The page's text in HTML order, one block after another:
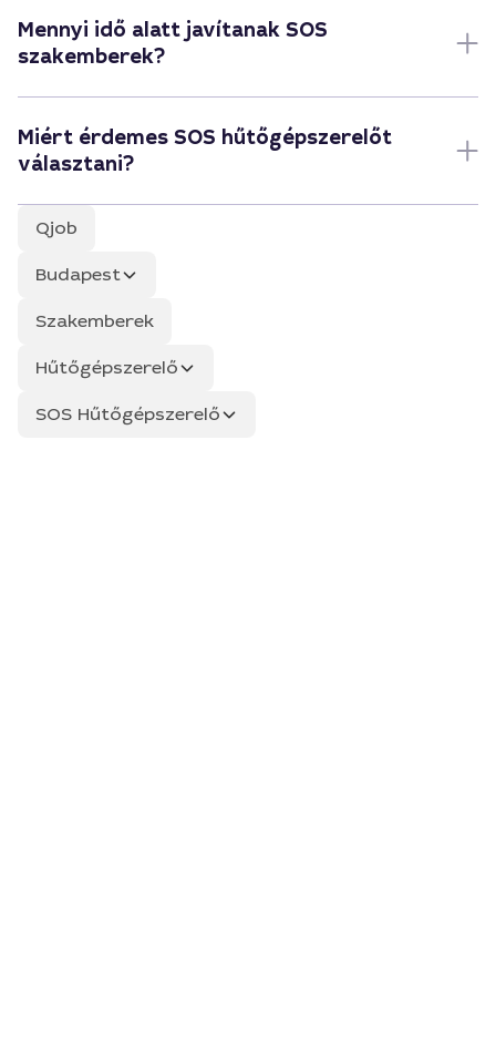
Mennyi idő alatt javítanak SOS
szakemberek?
Miért érdemes SOS hűtőgépszerelőt
választani?
Qjob
Budapest
Szakemberek
Hűtőgépszerelő
SOS Hűtőgépszerelő